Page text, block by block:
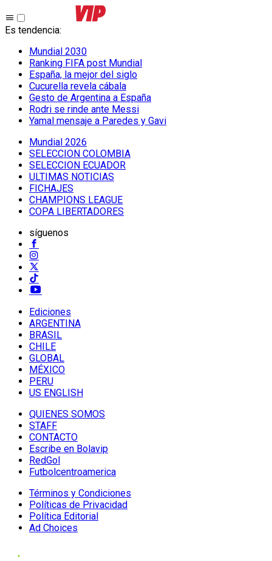
Es tendencia:
Mundial 2030
Ranking FIFA post Mundial
España, la mejor del siglo
Cucurella revela cábala
Gesto de Argentina a España
Rodri se rinde ante Messi
Yamal mensaje a Paredes y Gavi
Mundial 2026
SELECCION COLOMBIA
SELECCION ECUADOR
ULTIMAS NOTICIAS
FICHAJES
CHAMPIONS LEAGUE
COPA LIBERTADORES
síguenos
Ediciones
ARGENTINA
BRASIL
CHILE
GLOBAL
MÉXICO
PERU
US ENGLISH
QUIENES SOMOS
STAFF
CONTACTO
Escribe en Bolavip
RedGol
Futbolcentroamerica
Términos y Condiciones
Políticas de Privacidad
Política Editorial
Ad Choices